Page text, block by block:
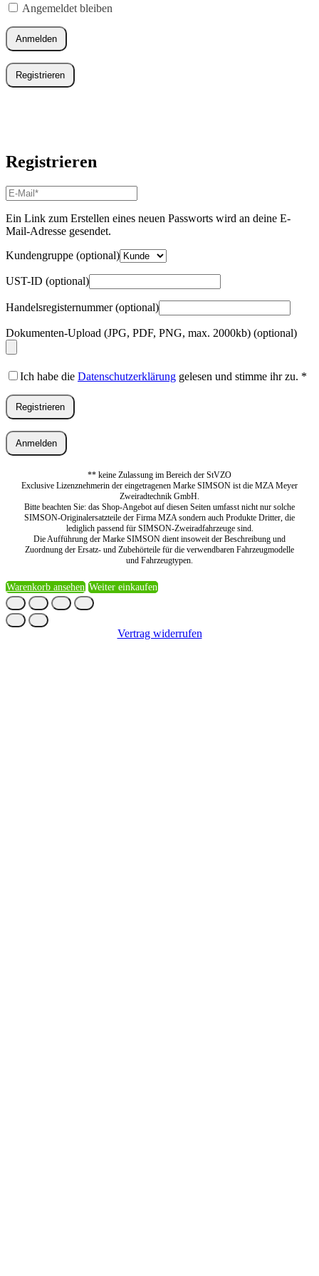
Angemeldet bleiben
Anmelden
Registrieren
Registrieren
E-
Mail-
Adresse*
Erforderlich
Ein Link zum Erstellen eines neuen Passworts wird an deine E-
Mail-Adresse gesendet.
Kundengruppe (optional)
UST-ID (optional)
Handelsregisternummer(optional)
Dokumenten-Upload (JPG, PDF, PNG, max. 2000kb) (optional)
Ich habe die Datenschutzerklärung gelesen und stimme ihr zu. *
Registrieren
Anmelden
** keine Zulassung im Bereich der StVZO
Exclusive Lizenznehmerin der eingetragenen Marke SIMSON ist die MZA Meyer
Zweiradtechnik GmbH.
Bitte beachten Sie: das Shop-Angebot auf diesen Seiten umfasst nicht nur solche
SIMSON-Originalersatzteile der Firma MZA sondern auch Produkte Dritter, die
lediglich passend für SIMSON-Zweiradfahrzeuge sind.
Die Aufführung der Marke SIMSON dient insoweit der Beschreibung und
Zuordnung der Ersatz- und Zubehörteile für die verwendbaren Fahrzeugmodelle
und Fahrzeugtypen.
Warenkorb ansehen Weiter einkaufen
Vertrag widerrufen